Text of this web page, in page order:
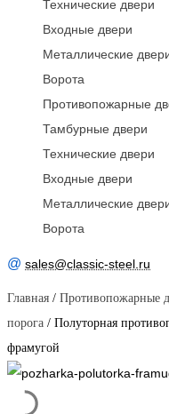
Технические двери
Входные двери
Металлические
Ворота
Противопожарные
Тамбурные двери
Технические двери
Входные двери
Металлические
Ворота
@ sales@classic-steel.ru
Главная / Противопожарные
порога / Полуторная
фрамугой